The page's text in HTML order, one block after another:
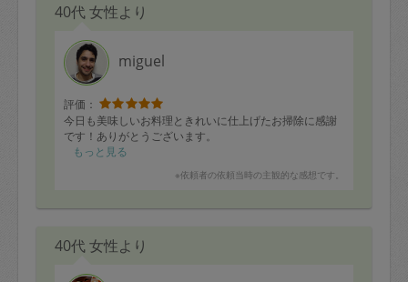
40代 女性より
miguel
評価：
今日も美味しいお料理ときれいに仕上げたお掃除に感謝
です！ありがとうございます。
もっと見る
※依頼者の依頼当時の主観的な感想です。
40代 女性より